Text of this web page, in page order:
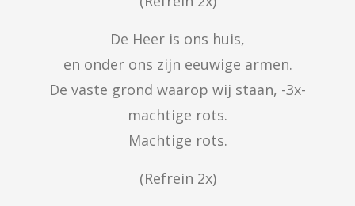
De Heer is ons huis,
en onder ons zijn eeuwige armen.
De vaste grond waarop wij staan, -3x-
machtige rots.
Machtige rots.
(Refrein 2x)